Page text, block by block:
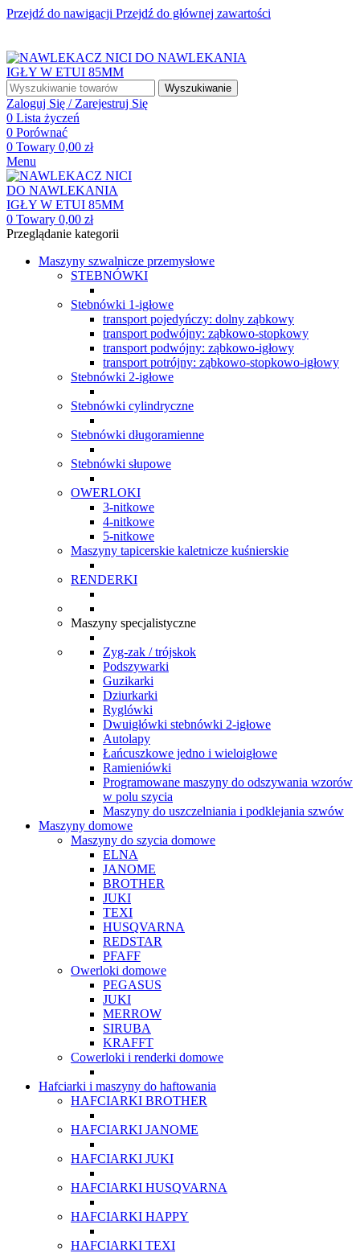
Przejdź do nawigacji Przejdź do głównej zawartości
Wyszukiwanie
Zaloguj Się / Zarejestruj Się
0 Lista życzeń
0 Porównać
0 Towary 0,00 zł
Menu
0 Towary 0,00 zł
Przeglądanie kategorii
Maszyny szwalnicze przemysłowe
STEBNÓWKI
Stebnówki 1-igłowe
transport pojedyńczy: dolny ząbkowy
transport podwójny: ząbkowo-stopkowy
transport podwójny: ząbkowo-igłowy
transport potrójny: ząbkowo-stopkowo-igłowy
Stebnówki 2-igłowe
Stebnówki cylindryczne
Stebnówki długoramienne
Stebnówki słupowe
OWERLOKI
3-nitkowe
4-nitkowe
5-nitkowe
Maszyny tapicerskie kaletnicze kuśnierskie
RENDERKI
Maszyny specjalistyczne
Zyg-zak / trójskok
Podszywarki
Guzikarki
Dziurkarki
Ryglówki
Dwuigłówki stebnówki 2-igłowe
Autolapy
Łańcuszkowe jedno i wieloigłowe
Ramieniówki
Programowane maszyny do odszywania wzorów
w polu szycia
Maszyny do uszczelniania i podklejania szwów
Maszyny domowe
Maszyny do szycia domowe
ELNA
JANOME
BROTHER
JUKI
TEXI
HUSQVARNA
REDSTAR
PFAFF
Owerloki domowe
PEGASUS
JUKI
MERROW
SIRUBA
KRAFFT
Cowerloki i renderki domowe
Hafciarki i maszyny do haftowania
HAFCIARKI BROTHER
HAFCIARKI JANOME
HAFCIARKI JUKI
HAFCIARKI HUSQVARNA
HAFCIARKI HAPPY
HAFCIARKI TEXI